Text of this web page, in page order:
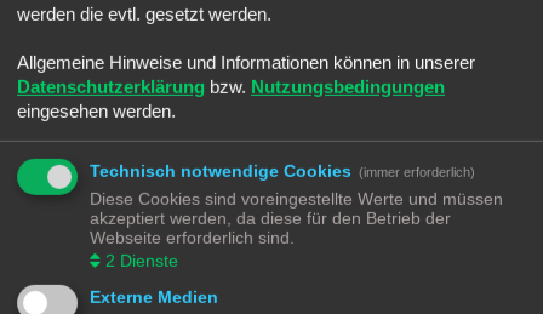
Zu durchsuchende Foren:
Wähle das Forum oder die Foren aus, in denen gesucht werden soll. Unterforen werden
deaktivierst.
Unterforen durchsuchen:
Nein
Innerhalb suchen:
Betreff und Text der Beiträge
Nur im Text der Beiträge
werden die evtl. gesetzt werden.
Allgemeine Hinweise und Informationen können in unserer
Datenschutzerklärung bzw. Nutzungsbedingungen
eingesehen werden.
Technisch notwendige Cookies (immer erforderlich)
Diese Cookies sind voreingestellte Werte und müssen
akzeptiert werden, da diese für den Betrieb der
Webseite erforderlich sind.
2 Dienste
Externe Medien